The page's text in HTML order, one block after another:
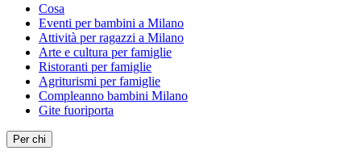
Cosa
Eventi per bambini a Milano
Attività per ragazzi a Milano
Arte e cultura per famiglie
Ristoranti per famiglie
Agriturismi per famiglie
Compleanno bambini Milano
Gite fuoriporta
Per chi